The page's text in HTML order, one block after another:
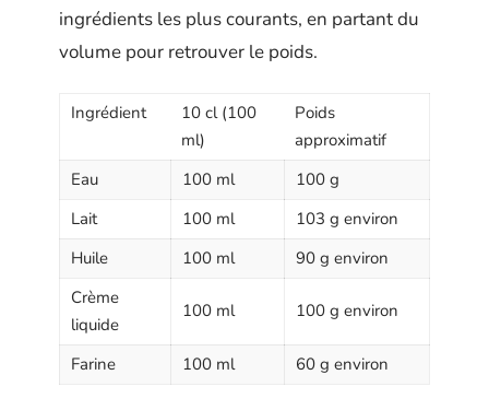
ingrédients les plus courants, en partant du
volume pour retrouver le poids.
Ingrédient
10 cl (100
ml)
Poids
approximatif
Eau
100 ml
100 g
Lait
100 ml
103 g environ
Huile
100 ml
90 g environ
Crème
liquide
100 ml 100 g environ
Farine 100 ml 60 g environ